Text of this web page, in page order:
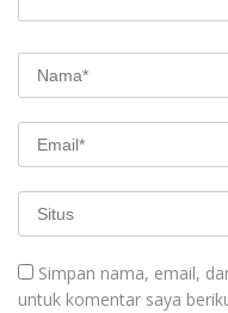
Simpan nama, email,
untuk komentar saya